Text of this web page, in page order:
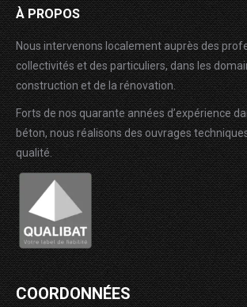
À PROPOS
Nous intervenons localement auprès des
collectivités et des particuliers, dans les
construction et de la rénovation.
Forts de nos quarante années d’expérience
béton, nous réalisons des ouvrages
qualité.
COORDONNÉES